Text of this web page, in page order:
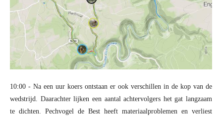
10:00 - Na een uur koers ontstaan er ook verschillen in de kop van de
wedstrijd. Daarachter lijken een aantal achtervolgers het gat langzaam
te dichten. Pechvogel de Best heeft materiaalproblemen en verliest